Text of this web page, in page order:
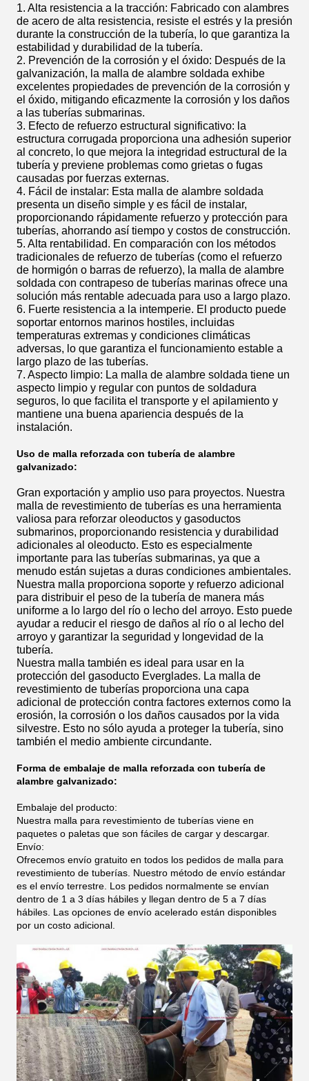
1. Alta resistencia a la tracción: Fabricado con alambres
de acero de alta resistencia, resiste el estrés y la presión
durante la construcción de la tubería, lo que garantiza la
estabilidad y durabilidad de la tubería.
2. Prevención de la corrosión y el óxido: Después de la
galvanización, la malla de alambre soldada exhibe
excelentes propiedades de prevención de la corrosión y
el óxido, mitigando eficazmente la corrosión y los daños
a las tuberías submarinas.
3. Efecto de refuerzo estructural significativo: la
estructura corrugada proporciona una adhesión superior
al concreto, lo que mejora la integridad estructural de la
tubería y previene problemas como grietas o fugas
causadas por fuerzas externas.
4. Fácil de instalar: Esta malla de alambre soldada
presenta un diseño simple y es fácil de instalar,
proporcionando rápidamente refuerzo y protección para
tuberías, ahorrando así tiempo y costos de construcción.
5. Alta rentabilidad. En comparación con los métodos
tradicionales de refuerzo de tuberías (como el refuerzo
de hormigón o barras de refuerzo), la malla de alambre
soldada con contrapeso de tuberías marinas ofrece una
solución más rentable adecuada para uso a largo plazo.
6. Fuerte resistencia a la intemperie. El producto puede
soportar entornos marinos hostiles, incluidas
temperaturas extremas y condiciones climáticas
adversas, lo que garantiza el funcionamiento estable a
largo plazo de las tuberías.
7. Aspecto limpio: La malla de alambre soldada tiene un
aspecto limpio y regular con puntos de soldadura
seguros, lo que facilita el transporte y el apilamiento y
mantiene una buena apariencia después de la
instalación.
Uso de malla reforzada con tubería de alambre
galvanizado:
Gran exportación y amplio uso para proyectos. Nuestra
malla de revestimiento de tuberías es una herramienta
valiosa para reforzar oleoductos y gasoductos
submarinos, proporcionando resistencia y durabilidad
adicionales al oleoducto. Esto es especialmente
importante para las tuberías submarinas, ya que a
menudo están sujetas a duras condiciones ambientales.
Nuestra malla proporciona soporte y refuerzo adicional
para distribuir el peso de la tubería de manera más
uniforme a lo largo del río o lecho del arroyo. Esto puede
ayudar a reducir el riesgo de daños al río o al lecho del
arroyo y garantizar la seguridad y longevidad de la
tubería.
Nuestra malla también es ideal para usar en la
protección del gasoducto Everglades. La malla de
revestimiento de tuberías proporciona una capa
adicional de protección contra factores externos como la
erosión, la corrosión o los daños causados ​​por la vida
silvestre. Esto no sólo ayuda a proteger la tubería, sino
también el medio ambiente circundante.
Forma de embalaje de malla reforzada con tubería de
alambre galvanizado:
Embalaje del producto:
Nuestra malla para revestimiento de tuberías viene en
paquetes o paletas que son fáciles de cargar y descargar.
Envío:
Ofrecemos envío gratuito en todos los pedidos de malla para
revestimiento de tuberías. Nuestro método de envío estándar
es el envío terrestre. Los pedidos normalmente se envían
dentro de 1 a 3 días hábiles y llegan dentro de 5 a 7 días
hábiles. Las opciones de envío acelerado están disponibles
por un costo adicional.